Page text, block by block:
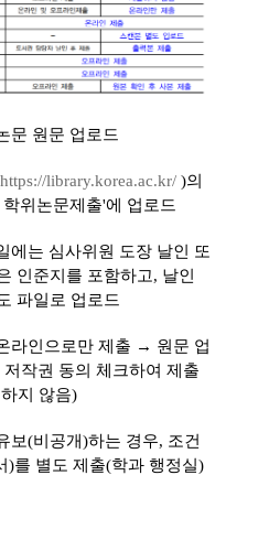
문 원문 업로드
https://library.korea.ac.kr/ )의
위논문제출'에 업로드
는 심사위원 도장 날인 또
인준지를 포함하고, 날인
파일로 업로드
라인으로만 제출 → 원문 업
작권 동의 체크하여 제출
지 않음)
(비공개)하는 경우, 조건
)를 별도 제출(학과 행정실)